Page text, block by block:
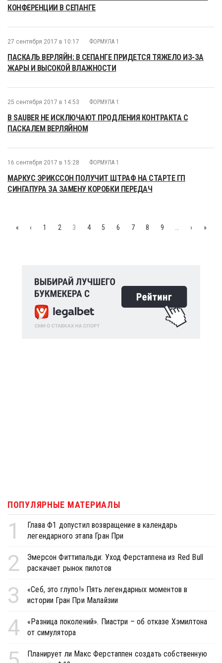
КОНФЕРЕНЦИИ В СЕПАНГЕ
27 сентября 2017 в 10:17 ФОРМУЛА 1
ПАСКАЛЬ ВЕРЛЯЙН: В СЕПАНГЕ ПРИДЕТСЯ ТЯЖЕЛО ИЗ-ЗА
ЖАРЫ И ВЫСОКОЙ ВЛАЖНОСТИ
25 сентября 2017 в 14:53 ФОРМУЛА 1
В SAUBER НЕ ИСКЛЮЧАЮТ ПРОДЛЕНИЯ КОНТРАКТА С
ПАСКАЛЕМ ВЕРЛЯЙНОМ
16 сентября 2017 в 15:28 ФОРМУЛА 1
МАРКУС ЭРИКССОН ПОЛУЧИТ ШТРАФ НА СТАРТЕ ГП
СИНГАПУРА ЗА ЗАМЕНУ КОРОБКИ ПЕРЕДАЧ
« ‹ 1 2 3 4 5 6 7 8 9 › »
ПОПУЛЯРНЫЕ МАТЕРИАЛЫ
1
Глава Ф1 допустил возвращение в календарь
легендарного этапа Гран При
2
Эмерсон Фиттипальди: Уход Ферстаппена из Red Bull
раскачает рынок пилотов
3
«Себ, это глупо!» Пять легендарных моментов в
истории Гран При Малайзии
4
«Разница поколений». Пиастри – об отказе Хэмилтона
от симулятора
Планирует ли Макс Ферстаппен создать собственную